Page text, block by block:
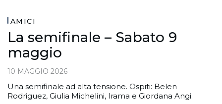
AMICI
La semifinale – Sabato 9
maggio
10 MAGGIO 2026
Una semifinale ad alta tensione. Ospiti: Belen
Rodriguez, Giulia Michelini, Irama e Giordana Angi.